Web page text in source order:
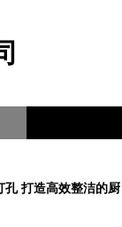
孔 打造高效整洁的厨